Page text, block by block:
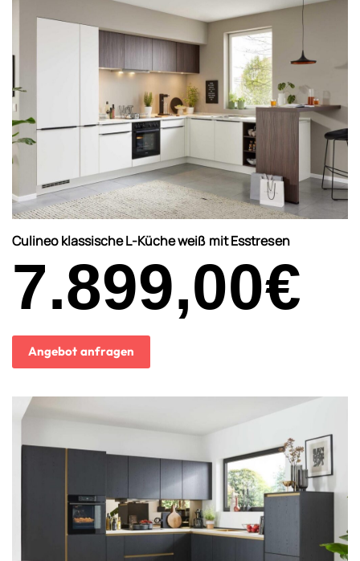
Culineo klassische L-Küche weiß mit Esstresen
7.899,00€
Angebot anfragen